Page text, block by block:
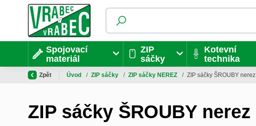
Spojovací
materiál
ZIP
sáčky
Kotevní
technika
Zpět Úvod / ZIP sáčky / ZIP sáčky NEREZ / ZIP sáčky ŠROUBY nerez
ZIP sáčky ŠROUBY nerez